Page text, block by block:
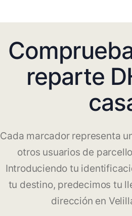
reparte
Cada marcador representa
otros usuarios de
Introduciendo tu
tu destino, predecimos tu
dirección en